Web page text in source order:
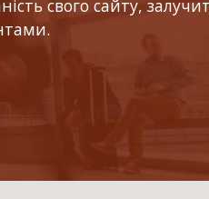
свого сайту,